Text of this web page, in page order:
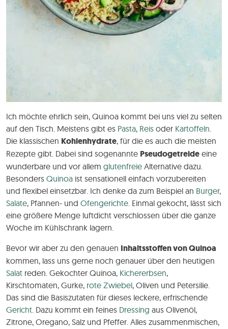
Ich möchte ehrlich sein, Quinoa kommt bei uns viel zu selten
auf den Tisch. Meistens gibt es Pasta, Reis oder Kartoffeln
Die klassischen Kohlenhydrate, für die es auch die meisten
Rezepte gibt. Dabei sind sogenannte Pseudogetreide eine
wunderbare und vor allem glutenfreie Alternative dazu.
Besonders Quinoa ist sensationell einfach vorzubereiten
und flexibel einsetzbar. Ich denke da zum Beispiel an Burger,
Salate, Pfannen- und Ofengerichte . Einmal gekocht, lässt sich
eine größere Menge luftdicht verschlossen über die ganze
Woche im Kühlschrank lagern.
Bevor wir aber zu den genauen Inhaltsstoffen von Quinoa
kommen, lass uns gerne noch genauer über den heutigen
Salat reden. Gekochter Quinoa, Kichererbsen,
Kirschtomaten, Gurke, rote Zwiebel, Oliven und Petersilie.
Das sind die Basiszutaten für dieses leckere, erfrischende
Gericht . Dazu kommt ein feines Dressing aus Olivenöl,
Zitrone, Oregano, Salz und Pfeffer. Alles zusammenmischen,